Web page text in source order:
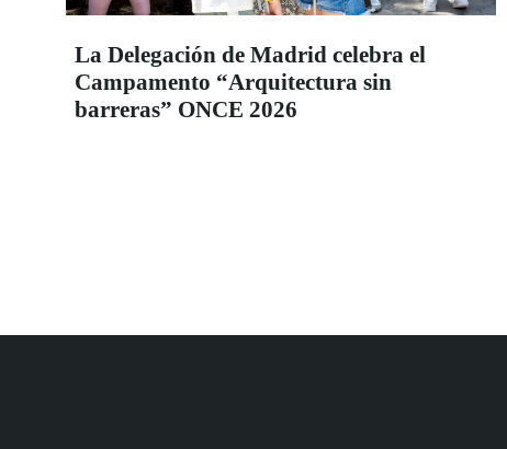
La Delegación de Madrid celebra el
Campamento “Arquitectura sin
barreras” ONCE 2026